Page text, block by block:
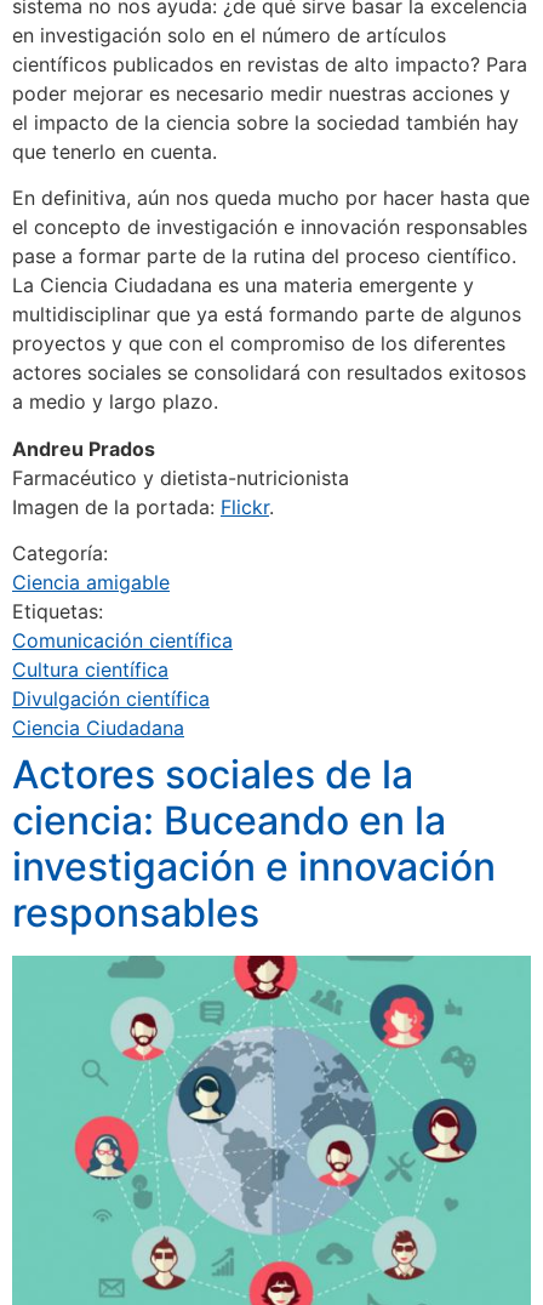
sistema no nos ayuda: ¿de qué sirve basar la excelencia
en investigación solo en el número de artículos
científicos publicados en revistas de alto impacto? Para
poder mejorar es necesario medir nuestras acciones y
el impacto de la ciencia sobre la sociedad también hay
que tenerlo en cuenta.
En definitiva, aún nos queda mucho por hacer hasta que
el concepto de investigación e innovación responsables
pase a formar parte de la rutina del proceso científico.
La Ciencia Ciudadana es una materia emergente y
multidisciplinar que ya está formando parte de algunos
proyectos y que con el compromiso de los diferentes
actores sociales se consolidará con resultados exitosos
a medio y largo plazo.
Andreu Prados
Farmacéutico y dietista-nutricionista
Imagen de la portada: Flickr.
Categoría:
Ciencia amigable
Etiquetas:
Comunicación científica
Cultura científica
Divulgación científica
Ciencia Ciudadana
Actores sociales de la
ciencia: Buceando en la
investigación e innovación
responsables